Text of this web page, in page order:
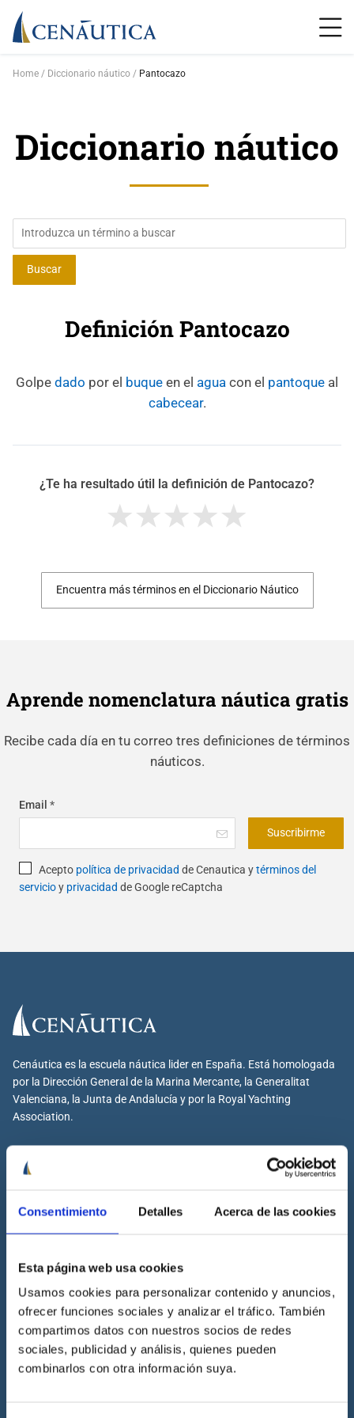
Consentimiento Detalles Acerca de las cookies
Esta página web usa cookies
Usamos cookies para personalizar contenido y anuncios,
ofrecer funciones sociales y analizar el tráfico. También
compartimos datos con nuestros socios de redes
sociales, publicidad y análisis, quienes pueden
combinarlos con otra información suya.
Home Diccionario náutico Pantocazo
Diccionario náutico
Definición Pantocazo
Golpe dado por el buque en el agua con el pantoque al
cabecear.
¿Te ha resultado útil la definición de Pantocazo?
Encuentra más términos en el Diccionario Náutico
Aprende nomenclatura náutica gratis
Recibe cada día en tu correo tres definiciones de términos
náuticos.
Email *
Suscribirme
Acepto política de privacidad de Cenautica ytérminos del
servicioy privacidad de Google reCaptcha
Cenáutica es la escuela náutica lider en España. Está homologada
por la Dirección General de la Marina Mercante, la Generalitat
Valenciana, la Junta de Andalucía y por la Royal Yachting
Association.
Escuela náutica
Contacta con Cenáutica
Historia de Cenáutica
Trabaja con Cenáutica
Sala de prensa
Preguntas frecuentes